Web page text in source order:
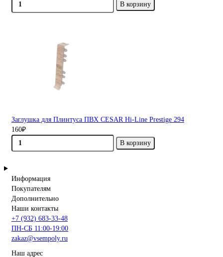
В корзину
Заглушка для Плинтуса ПВХ CESAR Hi-Line Prestige 294
160₽
В корзину
Информация
Покупателям
Дополнительно
Наши контакты
+7 (932) 683-33-48
ПН-СБ 11:00-19:00
zakaz@vsempoly.ru
Наш адрес